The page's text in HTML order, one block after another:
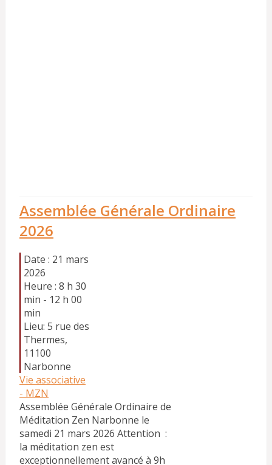
Assemblée Générale Ordinaire
2026
Date : 21 mars
2026
Heure : 8 h 30
min - 12 h 00
min
Lieu: 5 rue des
Thermes,
11100
Narbonne
Vie associative
- MZN
Assemblée Générale Ordinaire de
Méditation Zen Narbonne le
samedi 21 mars 2026 Attention :
la méditation zen est
exceptionnellement avancé à 9h